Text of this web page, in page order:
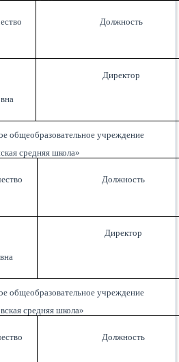
Должность
Директор
общеобразовательное учреждение
средняя школа»
Должность
Директор
общеобразовательное учреждение
средняя школа»
Должность